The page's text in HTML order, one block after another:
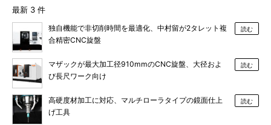
最新 3 件
独自機能で非切削時間を最適化、中村留が2タレット複
合精密CNC旋盤
読む
マザックが最大加工径910mmのCNC旋盤、大径およ
び長尺ワーク向け
読む
高硬度材加工に対応、マルチローラタイプの鏡面仕上
げ工具
読む